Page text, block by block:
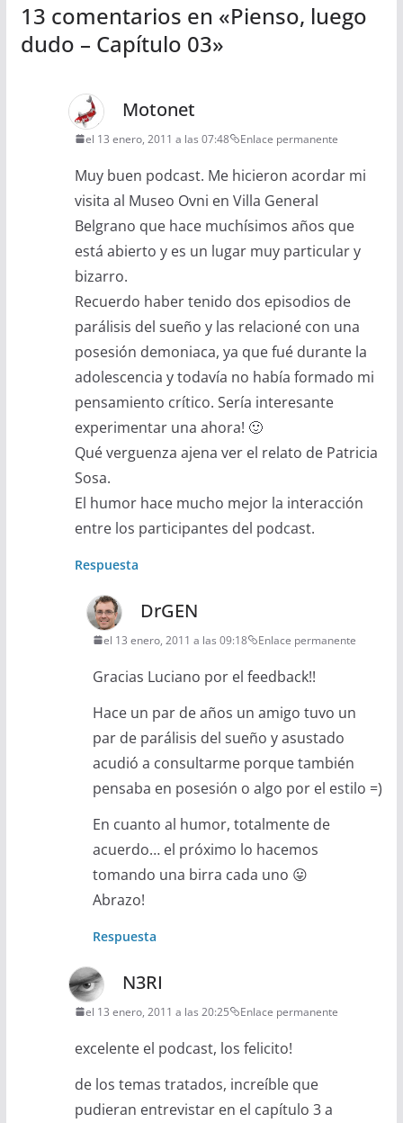
13 comentarios en «Pienso, luego
dudo – Capítulo 03»
Motonet
el 13 enero, 2011 a las 07:48 Enlace permanente
Muy buen podcast. Me hicieron acordar mi
visita al Museo Ovni en Villa General
Belgrano que hace muchísimos años que
está abierto y es un lugar muy particular y
bizarro.
Recuerdo haber tenido dos episodios de
parálisis del sueño y las relacioné con una
posesión demoniaca, ya que fué durante la
adolescencia y todavía no había formado mi
pensamiento crítico. Sería interesante
experimentar una ahora! 🙂
Qué verguenza ajena ver el relato de Patricia
Sosa.
El humor hace mucho mejor la interacción
entre los participantes del podcast.
Respuesta
DrGEN
el 13 enero, 2011 a las 09:18 Enlace permanente
Gracias Luciano por el feedback!!
Hace un par de años un amigo tuvo un
par de parálisis del sueño y asustado
acudió a consultarme porque también
pensaba en posesión o algo por el estilo =)
En cuanto al humor, totalmente de
acuerdo… el próximo lo hacemos
tomando una birra cada uno 😛
Abrazo!
Respuesta
N3RI
el 13 enero, 2011 a las 20:25 Enlace permanente
excelente el podcast, los felicito!
de los temas tratados, increíble que
pudieran entrevistar en el capítulo 3 a